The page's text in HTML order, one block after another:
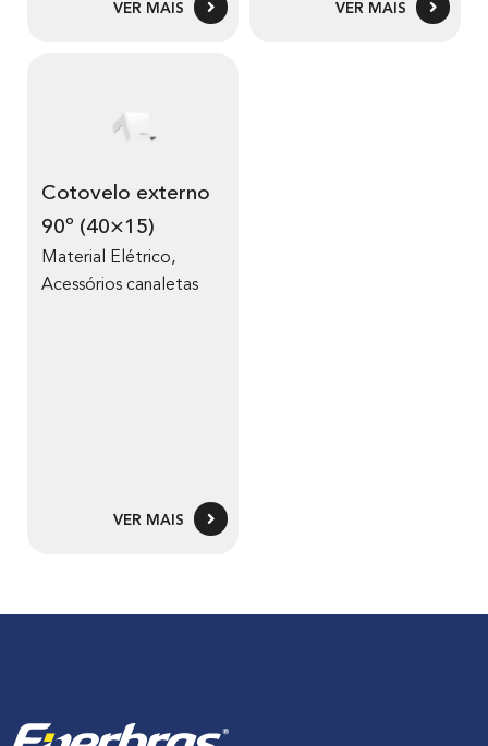
VER MAIS VER MAIS
Cotovelo externo
90º (40×15)
Material Elétrico,
Acessórios canaletas
VER MAIS